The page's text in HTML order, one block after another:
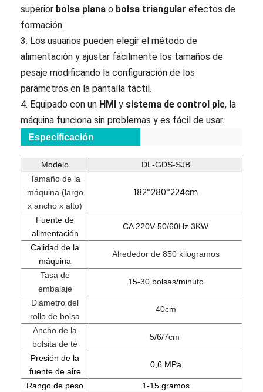
superior bolsa plana o bolsa triangular efectos de
formación.
3. Los usuarios pueden elegir el método de
alimentación y ajustar fácilmente los tamaños de
pesaje modificando la configuración de los
parámetros en la pantalla táctil.
4. Equipado con un HMI y sistema de control plc, la
máquina funciona sin problemas y es fácil de usar.
Especificación
Modelo
DL-GDS-SJB
Tamaño de la
máquina (largo
x ancho x alto)
182*280*224cm
Fuente de
alimentación
CA 220V 50/60Hz 3KW
Calidad de la
máquina
Alrededor de 850 kilogramos
Tasa de
embalaje
15-30 bolsas/minuto
Diámetro del
rollo de bolsa
40cm
Ancho de la
bolsita de té
5/6/7cm
Presión de la
fuente de aire
0,6 MPa
Rango de peso
1-15 gramos